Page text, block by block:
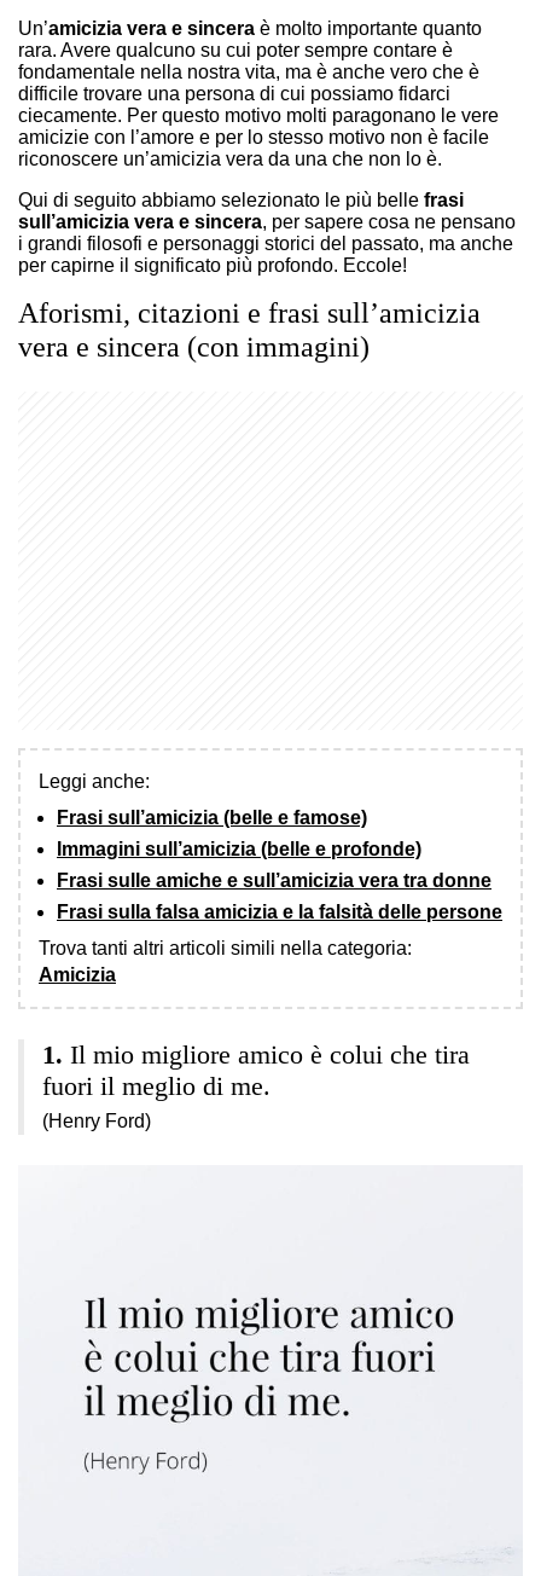
Un’amicizia vera e sincera è molto importante quanto
rara. Avere qualcuno su cui poter sempre contare è
fondamentale nella nostra vita, ma è anche vero che è
difficile trovare una persona di cui possiamo fidarci
ciecamente. Per questo motivo molti paragonano le vere
amicizie con l’amore e per lo stesso motivo non è facile
riconoscere un’amicizia vera da una che non lo è.
Qui di seguito abbiamo selezionato le più belle frasi
sull’amicizia vera e sincera, per sapere cosa ne pensano
i grandi filosofi e personaggi storici del passato, ma anche
per capirne il significato più profondo. Eccole!
Aforismi, citazioni e frasi sull’amicizia
vera e sincera (con immagini)
Leggi anche:
Frasi sull’amicizia (belle e famose)
Immagini sull’amicizia (belle e profonde)
Frasi sulle amiche e sull’amicizia vera tra donne
Frasi sulla falsa amicizia e la falsità delle persone
Trova tanti altri articoli simili nella categoria:
Amicizia
Il mio migliore amico è colui che tira
fuori il meglio di me.
(Henry Ford)